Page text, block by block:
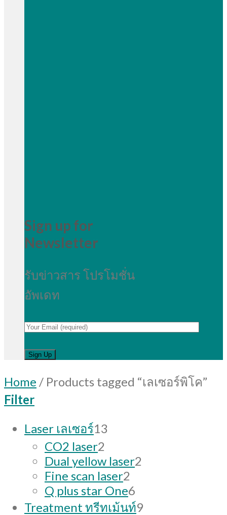
Sign up for
Newsletter
รับข่าวสาร โปรโมชั่น
อัพเดท
Home / Products tagged “เลเซอร์พิโค”
Filter
Laser เลเซอร์13
CO2 laser2
products
Dual yellow laser2
Fine scan laser2
products
Q plus star One6
products
Treatment ทรีทเม้นท์99